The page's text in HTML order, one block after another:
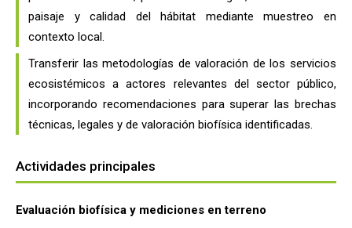
paisaje y calidad del hábitat mediante muestreo en
contexto local.
Transferir las metodologías de valoración de los servicios
ecosistémicos a actores relevantes del sector público,
incorporando recomendaciones para superar las brechas
técnicas, legales y de valoración biofísica identificadas.
Actividades principales
Evaluación biofísica y mediciones en terreno